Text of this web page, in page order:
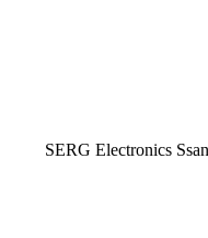
SERG Electronics